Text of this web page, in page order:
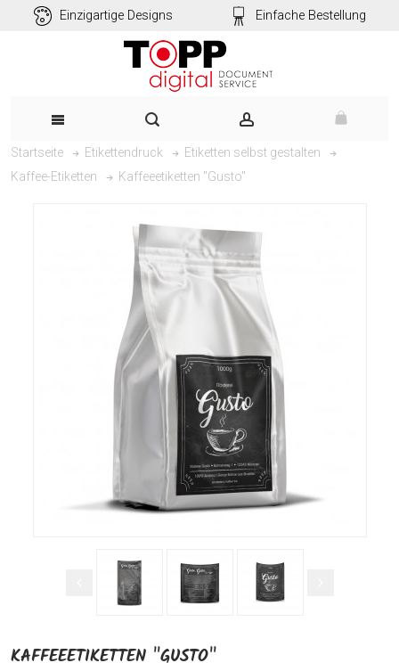
Einzigartige Designs Einfache Bestellung
Startseite Etikettendruck
Etiketten selbst gestalten
Kaffee-Etiketten
Kaffeeetiketten "Gusto"
KAFFEEETIKETTEN "GUSTO"